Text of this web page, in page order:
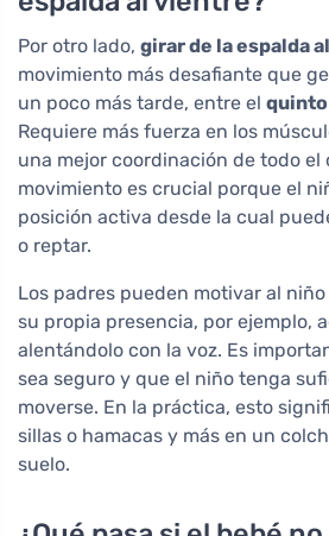
Por otro lado, girar de la espalda
movimiento más desafiante que
un poco más tarde, entre el
Requiere más fuerza en los
una mejor coordinación de todo el
movimiento es crucial porque el
posición activa desde la cual
o reptar.
Los padres pueden motivar al
su propia presencia, por ejemplo,
alentándolo con la voz. Es
sea seguro y que el niño tenga
moverse. En la práctica, esto
sillas o hamacas y más en un
suelo.